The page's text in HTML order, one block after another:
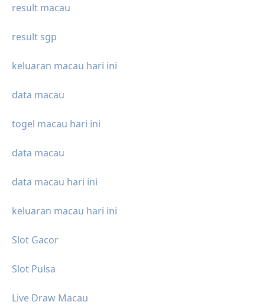
result macau
result sgp
keluaran macau hari ini
data macau
togel macau hari ini
data macau
data macau hari ini
keluaran macau hari ini
Slot Gacor
Slot Pulsa
Live Draw Macau